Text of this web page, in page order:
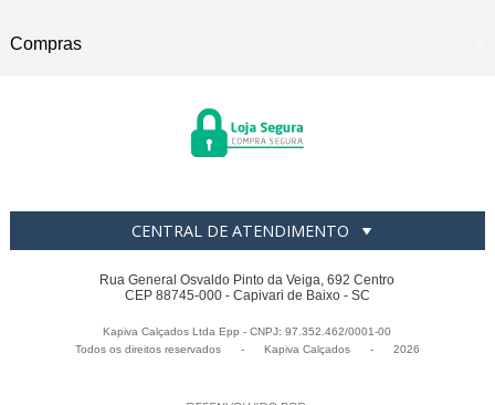
Compras
CENTRAL DE ATENDIMENTO
Rua General Osvaldo Pinto da Veiga, 692 Centro
CEP 88745-000 - Capivari de Baixo - SC
Kapiva Calçados Ltda Epp - CNPJ: 97.352.462/0001-00
Todos os direitos reservados
- Kapiva Calçados - 2026